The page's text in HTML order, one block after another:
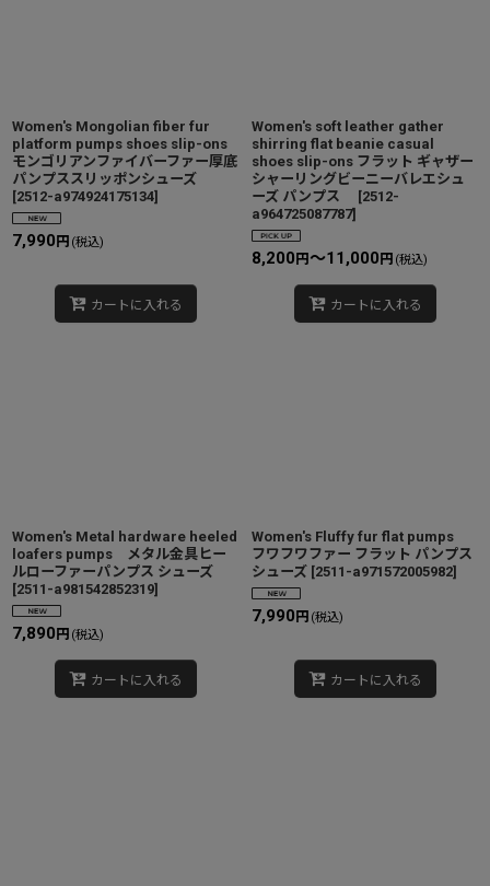
Women's Mongolian fiber fur
platform pumps shoes slip-ons
モンゴリアンファイバーファー厚底
パンプススリッポンシューズ
[2512-a974924175134]
7,990 円 (税込)
カートに入れる
Women's soft leather gather
shirring flat beanie casual
shoes slip-ons フラット ギャザー
シャーリングビーニーバレエシュ
ーズ パンプス
[2512-
a964725087787]
8,200 円 ～11,000 円 (税込)
カートに入れる
Women's Metal hardware heeled
loafers pumps メタル金具ヒー
ルローファーパンプス シューズ
[2511-a981542852319]
7,890 円 (税込)
カートに入れる
Women's Fluffy fur flat pumps
フワフワファー フラット パンプス
シューズ [2511-a971572005982]
7,990 円 (税込)
カートに入れる